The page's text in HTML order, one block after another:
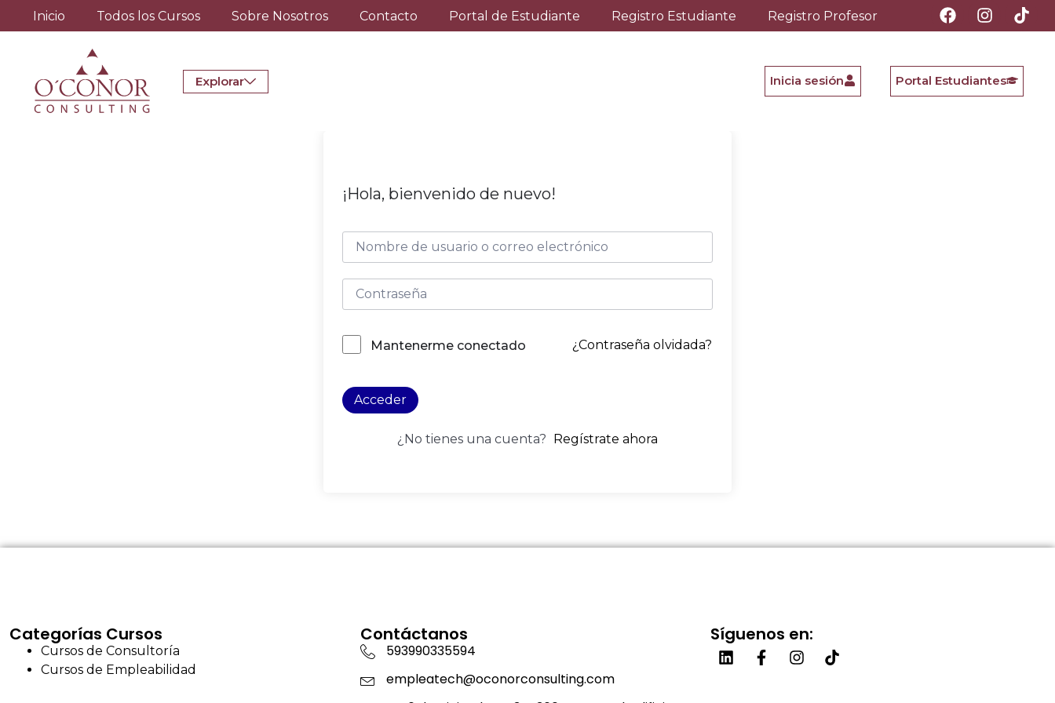
Inicio Todos los Cursos Sobre Nosotros Contacto Portal de Estudiante Registro Estudiante Registro Profesor
Explorar Inicia sesión Portal Estudiantes
¡Hola, bienvenido de nuevo!
Mantenerme conectado ¿Contraseña olvidada?
Acceder
¿No tienes una cuenta? Regístrate ahora
Categorías Cursos
Cursos de Consultoría
Cursos de Empleabilidad
Contáctanos
593990335594
empleatech@oconorconsulting.com
Síguenos en: